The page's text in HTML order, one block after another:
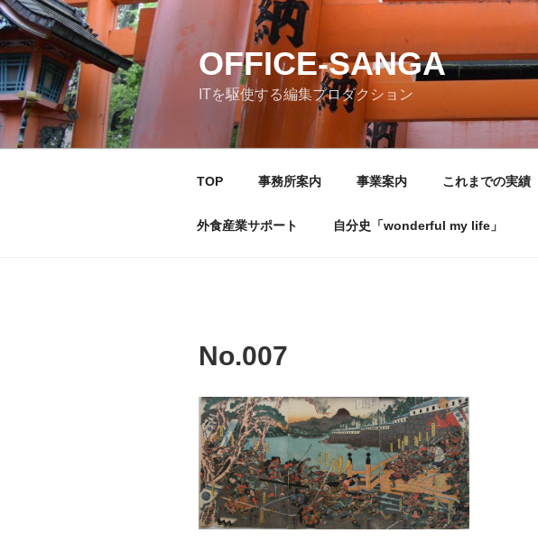
コ
ン
テ
ン
ツ
へ
OFFICE-SANGA
ITを駆使する編集プロダクション
TOP 事務所案内 事業案内 これまでの実績
外食産業サポート 自分史「wonderful my life」
No.007